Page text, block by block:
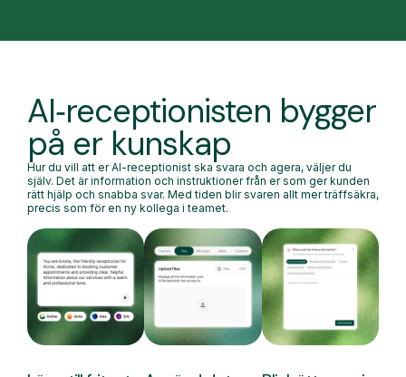
AI‑receptionisten bygger
på er kunskap
Hur du vill att er AI-receptionist ska svara och agera, väljer du
själv. Det är information och instruktioner från er som ger kunden
rätt hjälp och snabba svar. Med tiden blir svaren allt mer träffsäkra,
precis som för en ny kollega i teamet.